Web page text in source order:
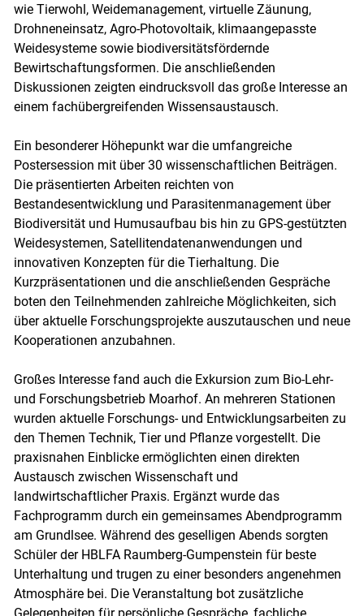
Skip to main content
wie Tierwohl, Weidemanagement, virtuelle Zäunung,
Drohneneinsatz, Agro-Photovoltaik, klimaangepasste
Weidesysteme sowie biodiversitätsfördernde
Bewirtschaftungsformen. Die anschließenden
Diskussionen zeigten eindrucksvoll das große Interesse an
einem fachübergreifenden Wissensaustausch.
Ein besonderer Höhepunkt war die umfangreiche
Postersession mit über 30 wissenschaftlichen Beiträgen.
Die präsentierten Arbeiten reichten von
Bestandesentwicklung und Parasitenmanagement über
Biodiversität und Humusaufbau bis hin zu GPS-gestützten
Weidesystemen, Satellitendatenanwendungen und
innovativen Konzepten für die Tierhaltung. Die
Kurzpräsentationen und die anschließenden Gespräche
boten den Teilnehmenden zahlreiche Möglichkeiten, sich
über aktuelle Forschungsprojekte auszutauschen und neue
Kooperationen anzubahnen.
Großes Interesse fand auch die Exkursion zum Bio-Lehr-
und Forschungsbetrieb Moarhof. An mehreren Stationen
wurden aktuelle Forschungs- und Entwicklungsarbeiten zu
den Themen Technik, Tier und Pflanze vorgestellt. Die
praxisnahen Einblicke ermöglichten einen direkten
Austausch zwischen Wissenschaft und
landwirtschaftlicher Praxis. Ergänzt wurde das
Fachprogramm durch ein gemeinsames Abendprogramm
am Grundlsee. Während des geselligen Abends sorgten
Schüler der HBLFA Raumberg-Gumpenstein für beste
Unterhaltung und trugen zu einer besonders angenehmen
Atmosphäre bei. Die Veranstaltung bot zusätzliche
Gelegenheiten für persönliche Gespräche, fachliche